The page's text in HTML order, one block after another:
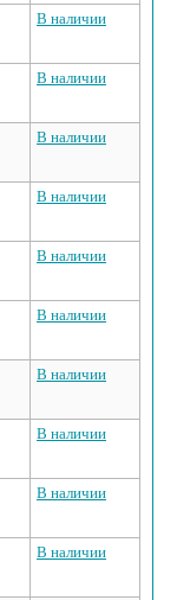
В наличии
В наличии
В наличии
В наличии
В наличии
В наличии
В наличии
В наличии
В наличии
В наличии